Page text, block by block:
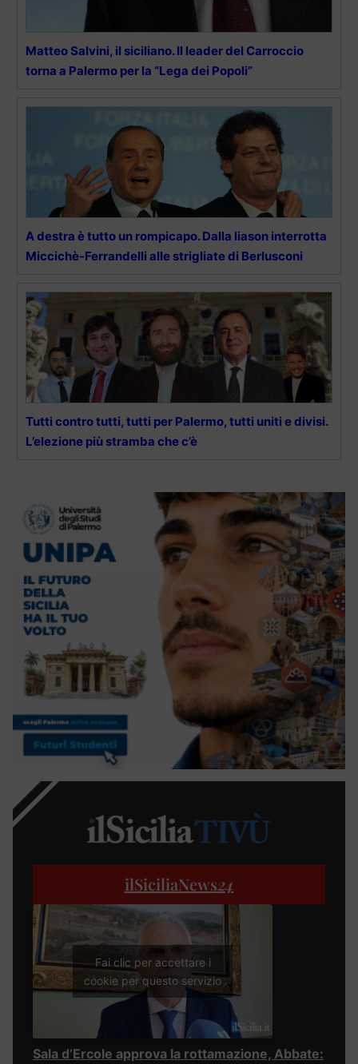
Matteo Salvini, il siciliano. Il leader del Carroccio
torna a Palermo per la “Lega dei Popoli”
A destra è tutto un rompicapo. Dalla liason interrotta
Miccichè-Ferrandelli alle strigliate di Berlusconi
Tutti contro tutti, tutti per Palermo, tutti uniti e divisi.
L’elezione più stramba che c’è
ilSiciliaNews24
Fai clic per accettare i
cookie per questo servizio
Sala d’Ercole approva la rottamazione, Abbate: